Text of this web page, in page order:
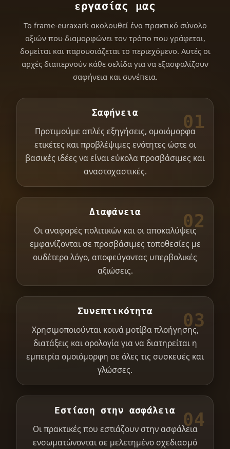
εργασίας μας
Το frame-euraxark ακολουθεί ένα πρακτικό σύνολο
αξιών που διαμορφώνει τον τρόπο που γράφεται,
δομείται και παρουσιάζεται το περιεχόμενο. Αυτές οι
αρχές διαπερνούν κάθε σελίδα για να εξασφαλίζουν
σαφήνεια και συνέπεια.
01
Σαφήνεια
Προτιμούμε απλές εξηγήσεις, ομοιόμορφα
ετικέτες και προβλέψιμες ενότητες ώστε οι
βασικές ιδέες να είναι εύκολα προσβάσιμες και
αναστοχαστικές.
02
Διαφάνεια
Οι αναφορές πολιτικών και οι αποκαλύψεις
εμφανίζονται σε προσβάσιμες τοποθεσίες με
ουδέτερο λόγο, αποφεύγοντας υπερβολικές
αξιώσεις.
03
Συνεπτικότητα
Χρησιμοποιούνται κοινά μοτίβα πλοήγησης,
διατάξεις και ορολογία για να διατηρείται η
εμπειρία ομοιόμορφη σε όλες τις συσκευές και
γλώσσες.
04
Εστίαση στην ασφάλεια
Οι πρακτικές που εστιάζουν στην ασφάλεια
ενσωματώνονται σε μελετημένο σχεδιασμό